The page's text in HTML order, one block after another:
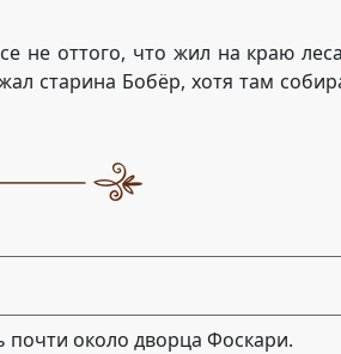
не оттого, что жил на краю
старина Бобёр, хотя там
около дворца Фоскари.